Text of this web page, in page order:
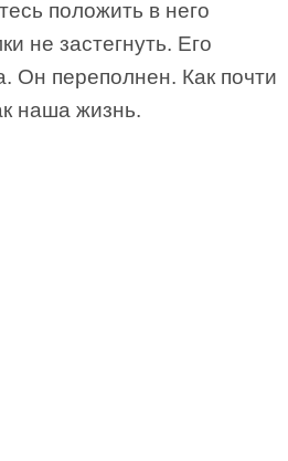
положить в него
не застегнуть. Его
Он переполнен. Как почти
наша жизнь.